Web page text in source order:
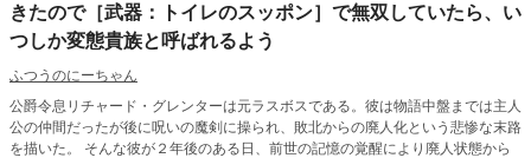
きたので［武器：トイレのスッポン］で無双していたら、い
つしか変態貴族と呼ばれるよう
ふつうのにーちゃん
公爵令息リチャード・グレンターは元ラスボスである。彼は物語中盤までは主人
公の仲間だったが後に呪いの魔剣に操られ、敗北からの廃人化という悲惨な末路
を描いた。 そんな彼が２年後のある日、前世の記憶の覚醒により廃人状態から